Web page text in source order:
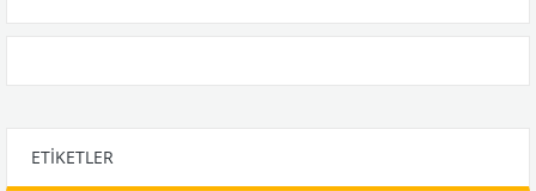
ETIKETLER